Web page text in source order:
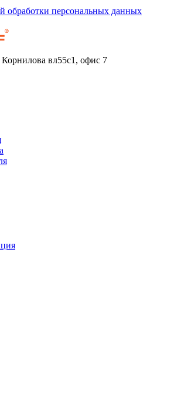
обработки персональных данных
вл55с1, офис 7